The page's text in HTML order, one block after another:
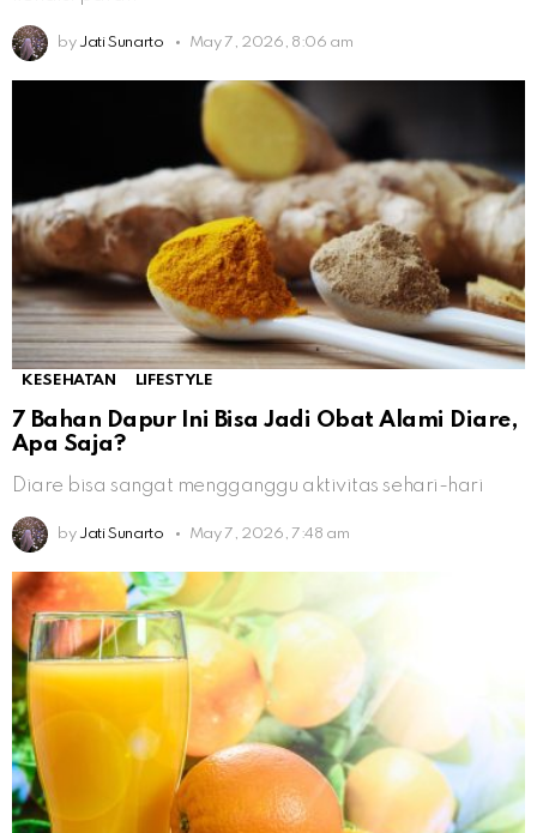
by Jati Sunarto May 7, 2026, 8:06 am
KESEHATAN LIFESTYLE
7 Bahan Dapur Ini Bisa Jadi Obat Alami Diare,
Apa Saja?
Diare bisa sangat mengganggu aktivitas sehari-hari
by Jati Sunarto May 7, 2026, 7:48 am